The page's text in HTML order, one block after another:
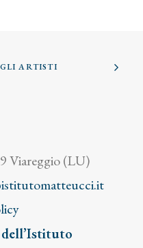
ARTISTI
Viareggio (LU)